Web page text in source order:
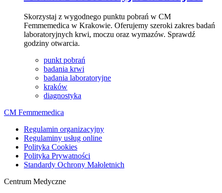
Skorzystaj z wygodnego punktu pobrań w CM
Femmemedica w Krakowie. Oferujemy szeroki zakres badań
laboratoryjnych krwi, moczu oraz wymazów. Sprawdź
godziny otwarcia.
punkt pobrań
badania krwi
badania laboratoryjne
kraków
diagnostyka
CM Femmemedica
Regulamin organizacyjny
Regulaminy usług online
Polityka Cookies
Polityka Prywatności
Standardy Ochrony Małoletnich
Centrum Medyczne